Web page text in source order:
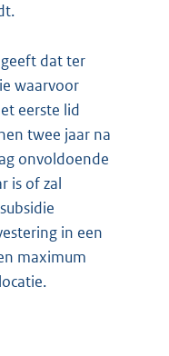
dat ter
waarvoor
eerste lid
twee jaar na
onvoldoende
is of zal
in een
maximum